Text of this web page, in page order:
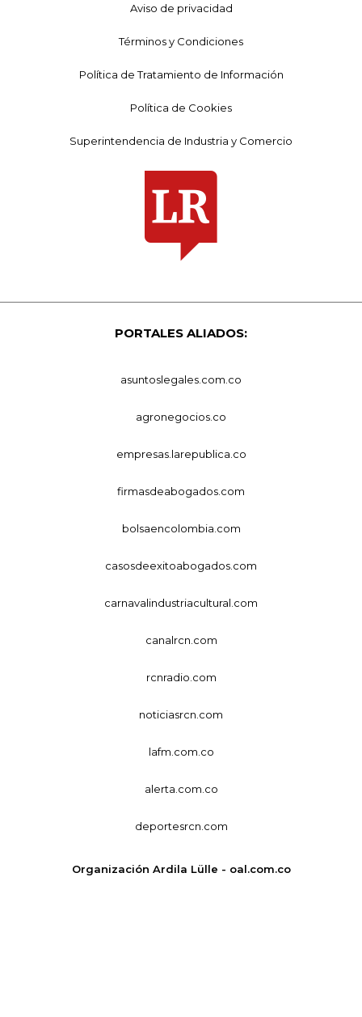
Aviso de privacidad
Términos y Condiciones
Política de Tratamiento de Información
Política de Cookies
Superintendencia de Industria y Comercio
PORTALES ALIADOS:
asuntoslegales.com.co
agronegocios.co
empresas.larepublica.co
firmasdeabogados.com
bolsaencolombia.com
casosdeexitoabogados.com
carnavalindustriacultural.com
canalrcn.com
rcnradio.com
noticiasrcn.com
lafm.com.co
alerta.com.co
deportesrcn.com
Organización Ardila Lülle - oal.com.co